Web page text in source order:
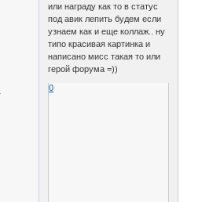
или награду как то в статус
под авик лепить будем если
узнаем как и еще коллаж.. ну
типо красивая картинка и
написано мисс такая то или
герой форума =))
0